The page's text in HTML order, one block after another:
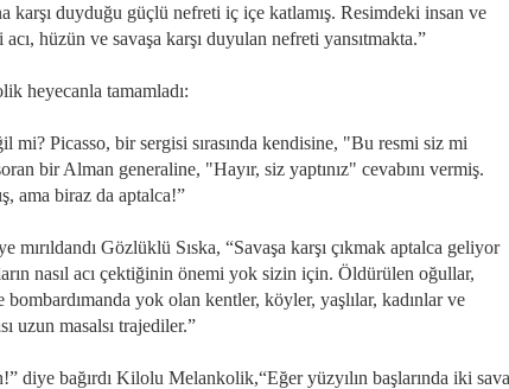
karşı duyduğu güçlü nefreti iç içe katlamış. Resimdeki insan ve
hüzün ve savaşa karşı duyulan nefreti yansıtmakta.”
heyecanla tamamladı:
mi? Picasso, bir sergisi sırasında kendisine, "Bu resmi siz mi
bir Alman generaline, "Hayır, siz yaptınız" cevabını vermiş.
ama biraz da aptalca!”
mırıldandı Gözlüklü Sıska, “Savaşa karşı çıkmak aptalca geliyor
nasıl acı çektiğinin önemi yok sizin için. Öldürülen oğullar,
bombardımanda yok olan kentler, köyler, yaşlılar, kadınlar ve
uzun masalsı trajediler.”
diye bağırdı Kilolu Melankolik,“Eğer yüzyılın başlarında iki